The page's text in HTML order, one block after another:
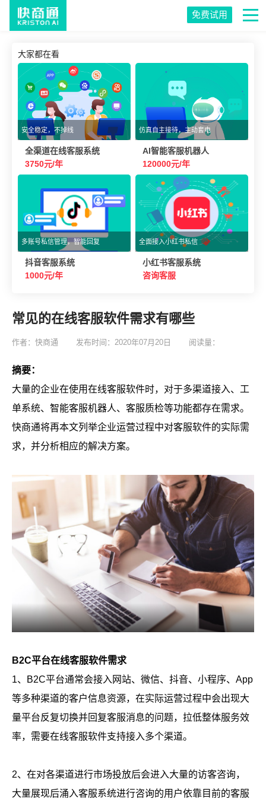
免费试用
大家都在看
安全稳定，不掉线
全渠道在线客服系统
3750元/年
仿真自主接待，主动套电
AI智能客服机器人
120000元/年
多账号私信管理，智能回复
抖音客服系统
1000元/年
全面接入小红书私信
小红书客服系统
咨询客服
常见的在线客服软件需求有哪些
作者：快商通 发布时间：2020年07月20日 阅读量：
摘要：
大量的企业在使用在线客服软件时，对于多渠道接入、工
单系统、智能客服机器人、客服质检等功能都存在需求。
快商通将再本文列举企业运营过程中对客服软件的实际需
求，并分析相应的解决方案。
B2C平台在线客服软件需求
1、B2C平台通常会接入网站、微信、抖音、小程序、App
等多种渠道的客户信息资源，在实际运营过程中会出现大
量平台反复切换并回复客服消息的问题，拉低整体服务效
率，需要在线客服软件支持接入多个渠道。
2、在对各渠道进行市场投放后会进入大量的访客咨询，
大量展现后涌入客服系统进行咨询的用户依靠目前的客服